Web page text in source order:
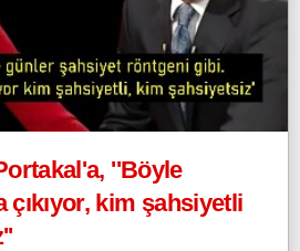
''Böyle
kim şahsiyetli